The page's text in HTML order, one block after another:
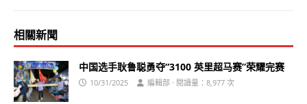
相關新聞
中国选手耿鲁聪勇夺“3100 英里超马赛”荣耀完赛
10/31/2025 編輯部 · 閱讀量：8,977 次